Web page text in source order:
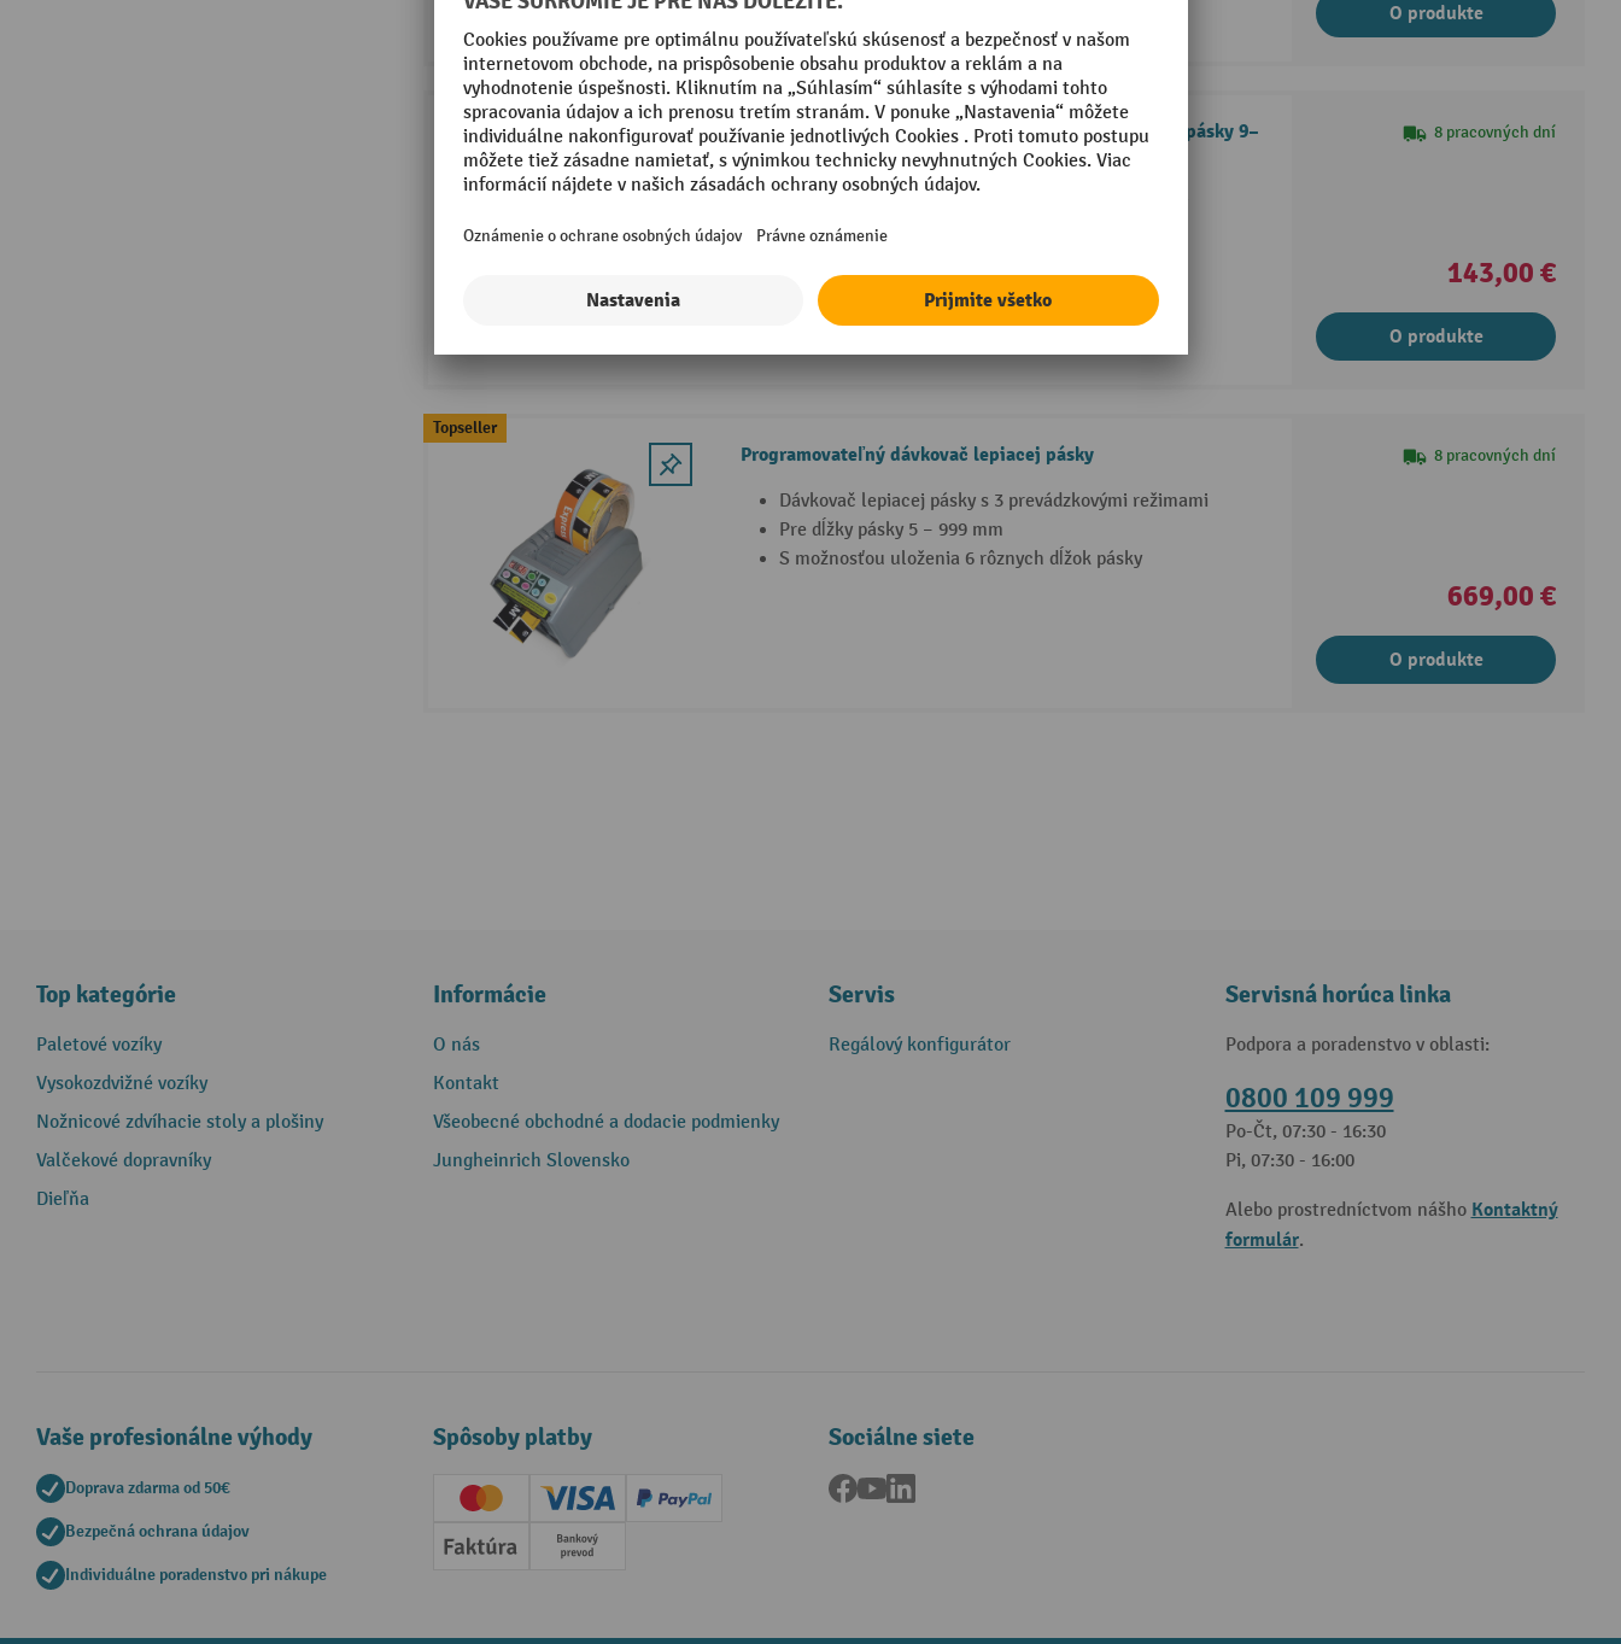
O produkte
Zariadenie na uzatváranie vreciek E 9, šírka lepiacej pásky 9–
15 mm, bez orezávacej jednotky.
robustnom priemyselnom vyhotovení
Bez orezávacieho zariadenia.
8 pracovných dní
143,00 €
O produkte
Topseller
Programovateľný dávkovač lepiacej pásky
Dávkovač lepiacej pásky s 3 prevádzkovými režimami
Pre dĺžky pásky 5 – 999 mm
S možnosťou uloženia 6 rôznych dĺžok pásky
8 pracovných dní
669,00 €
O produkte
Top kategórie
Paletové vozíky
Vysokozdvižné vozíky
Nožnicové zdvíhacie stoly a plošiny
Valčekové dopravníky
Dieľňa
Informácie
O nás
Kontakt
Všeobecné obchodné a dodacie podmienky
Jungheinrich Slovensko
Servis
Regálový konfigurátor
Servisná horúca linka
Podpora a poradenstvo v oblasti:
0800 109 999
Po-Čt, 07:30 - 16:30
Pi, 07:30 - 16:00
Alebo prostredníctvom nášho Kontaktný
formulár.
Vaše profesionálne výhody
Doprava zdarma od 50€
Bezpečná ochrana údajov
Individuálne poradenstvo pri nákupe
Spôsoby platby
Creditcard (Master)Creditcard (Visa)
PayPal
Faktúra Predplatba
Sociálne siete
Facebook
YouTube